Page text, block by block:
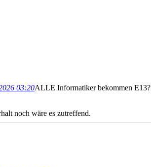
03:20ALLE Informatiker bekommen E13?
noch wäre es zutreffend.